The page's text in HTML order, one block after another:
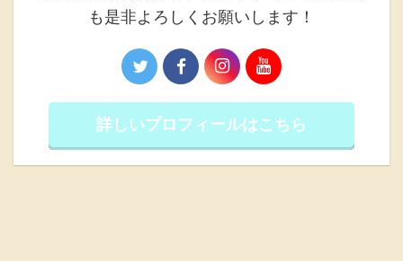
も是非よろしくお願いします！
詳しいプロフィールはこちら